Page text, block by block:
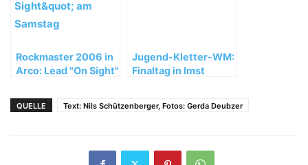
Rockmaster 2006 in
Arco: Lead "On Sight"
Jugend-Kletter-WM:
Finaltag in Imst
QUELLE Text: Nils Schützenberger, Fotos: Gerda Deubzer